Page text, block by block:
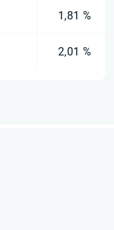
1,81 %
2,01 %